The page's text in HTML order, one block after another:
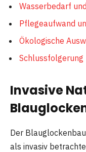
Wasserbedarf
Pflegeaufwand
Ökologische
Schlussfolgerung
Invasive
Der
als invasiv